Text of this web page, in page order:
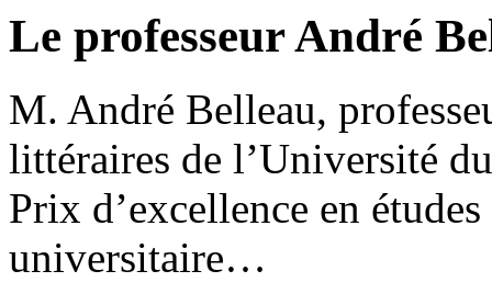
Le professeur André
M. André Belleau,
littéraires de l’Université
Prix d’excellence en
universitaire…